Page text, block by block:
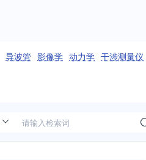
导波管 影像学 动力学 干涉测量仪